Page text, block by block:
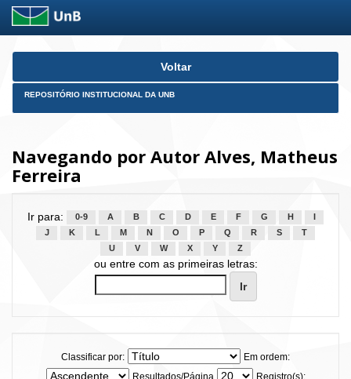
Skip
Voltar
REPOSITÓRIO INSTITUCIONAL DA UNB
Navegando por Autor Alves, Matheus
Ferreira
Ir para: 0-9 A B C D E F G H
J
K L M N O P Q R S
T
U
V W X Y Z
ou entre com as primeiras letras:
Classificar por:
Em ordem:
Resultados/Página
Registro(s):